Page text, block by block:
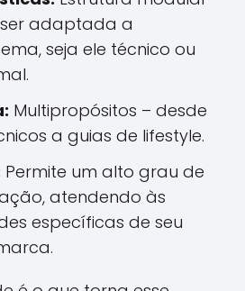
adaptada a
seja ele técnico ou
Multipropósitos – desde
a guias de lifestyle.
Permite um alto grau de
atendendo às
específicas de seu